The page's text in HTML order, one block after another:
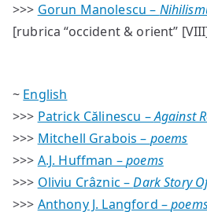
>>> Gorun Manolescu –
[rubrica “occident & orient”
~ English
>>> Patrick Călinescu –Against
>>> Mitchell Grabois – poems
>>> A.J. Huffman –poems
>>> Oliviu Crâznic –Dark Story
>>> Anthony J. Langford –